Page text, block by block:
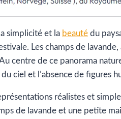
simplicité et la beauté du
Les champs de
centre de ce panorama
ciel et l’absence de
réalistes et
de lavande et une petite